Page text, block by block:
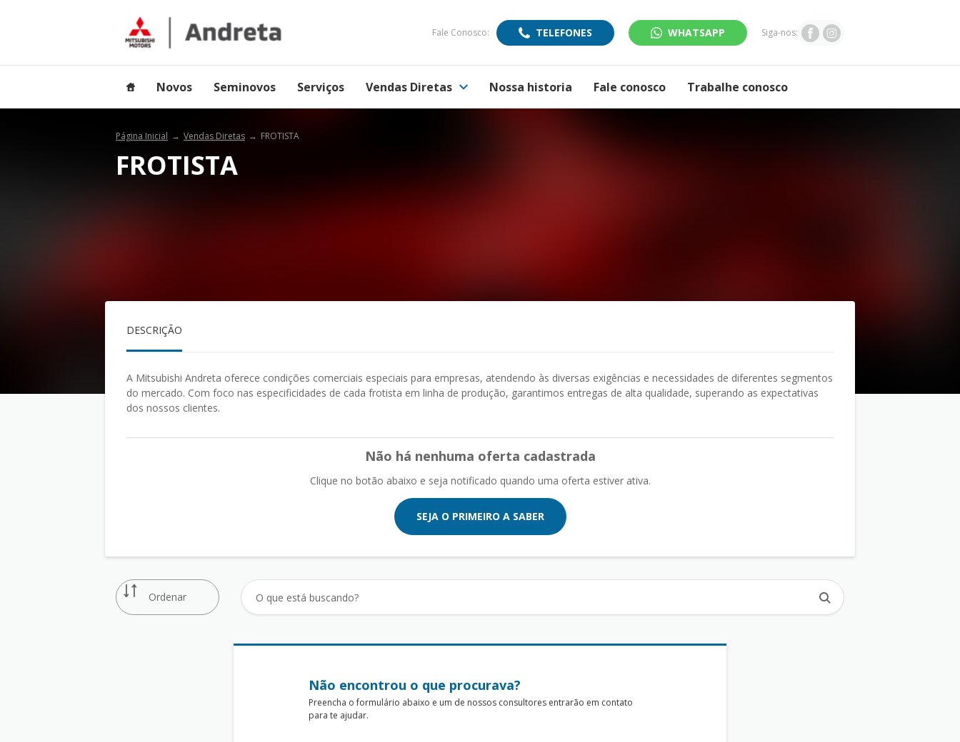
Fale Conosco: TELEFONES WHATSAPP Siga-nos:
Novos Seminovos Serviços Vendas Diretas Nossa historia Fale conosco Trabalhe conosco
Página Inicial Vendas Diretas FROTISTA
FROTISTA
DESCRIÇÃO
A Mitsubishi Andreta oferece condições comerciais especiais para empresas, atendendo às diversas exigências e necessidades de diferentes segmentos
do mercado. Com foco nas especificidades de cada frotista em linha de produção, garantimos entregas de alta qualidade, superando as expectativas
dos nossos clientes.
Não há nenhuma oferta cadastrada
Clique no botão abaixo e seja notificado quando uma oferta estiver ativa.
SEJA O PRIMEIRO A SABER
Ordenar
Não encontrou o que procurava?
Preencha o formulário abaixo e um de nossos consultores entrarão em contato
para te ajudar.